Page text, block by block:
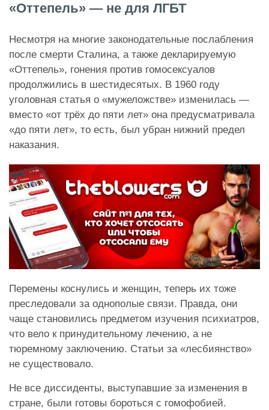
«Оттепель» — не для ЛГБТ
Несмотря на многие законодательные послабления
после смерти Сталина, а также декларируемую
«Оттепель», гонения против гомосексуалов
продолжились в шестидесятых. В 1960 году
уголовная статья о «мужеложстве» изменилась —
вместо «от трёх до пяти лет» она предусматривала
«до пяти лет», то есть, был убран нижний предел
наказания.
Перемены коснулись и женщин, теперь их тоже
преследовали за однополые связи. Правда, они
чаще становились предметом изучения психиатров,
что вело к принудительному лечению, а не
тюремному заключению. Статьи за «лесбиянство»
не существовало.
Не все диссиденты, выступавшие за изменения в
стране, были готовы бороться с гомофобией.